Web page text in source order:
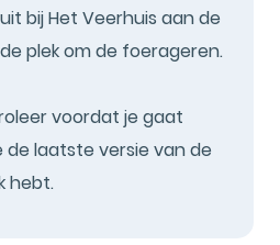
bij Het Veerhuis aan de
plek om de foerageren.
voordat je gaat
laatste versie van de
hebt.